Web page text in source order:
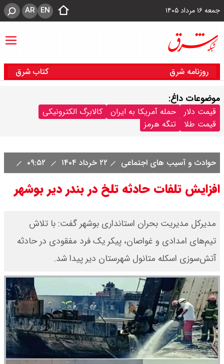
جمعه ۱۶ مرداد ۱۴۰۵ EN
AR
روزنامه شرق کتاب شرق
موضوعات داغ:
قیمت دلار حمله آمریکا به ایران
کالابرگ الکترونیکی
قیمت طلا
تنگه هرمز
حوادث و آسیب های اجتماعی ۲۲ خرداد ۱۴۰۴
افزایش تلفات حادثه تلخ در بندر دیر بوشهر
مدیرکل مدیریت بحران استانداری بوشهر گفت: با تلاش
تیم‌های امدادی و غواصان، پیکر یک فرد مفقودی در حادثه
آتش‌سوزی اسکله متانول شهرستان دیر پیدا شد.